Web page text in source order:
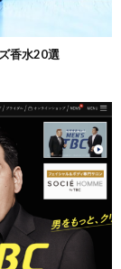
香水20選